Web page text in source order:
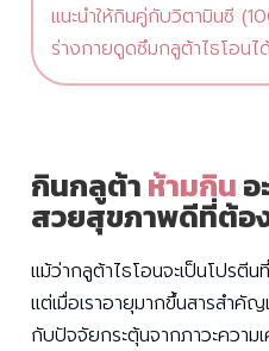
แนะนำให้กินคู่กับวิตามินซี
ร่างกายดูดซึมกลูต้าไธโอนไ
กินกลูต้าห้ามกินอ
สวยสุขภาพดีที่ต้อ
แม้ว่ากลูต้าไธโอนจะเป็นโปรตี
แต่เมื่อเราอายุมากขึ้นสารสำ
กับปัจจัยกระตุ้นจากภาวะความ